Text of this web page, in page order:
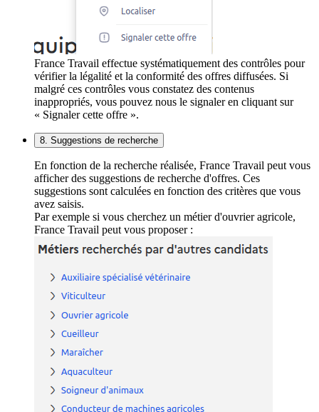
France Travail effectue systématiquement des contrôles pour
vérifier la légalité et la conformité des offres diffusées. Si
malgré ces contrôles vous constatez des contenus
inappropriés, vous pouvez nous le signaler en cliquant sur
« Signaler cette offre ».
8. Suggestions de recherche
En fonction de la recherche réalisée, France Travail peut vous
afficher des suggestions de recherche d'offres. Ces
suggestions sont calculées en fonction des critères que vous
avez saisis.
Par exemple si vous cherchez un métier d'ouvrier agricole,
France Travail peut vous proposer :